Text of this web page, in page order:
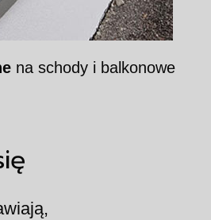
na schody i balkonowe